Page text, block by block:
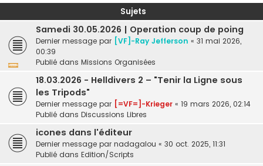
c
h
Sujets
Samedi 30.05.2026 | Operation coup de poing
Dernier message par [VF]-Ray Jefferson « 31 mai 2026,
00:39
Publié dans Missions Organisées
18.03.2026 - Helldivers 2 – "Tenir la Ligne sous
les Tripods"
Dernier message par [=VF=]-Krieger « 19 mars 2026, 02:14
Publié dans Discussions Libres
icones dans l'éditeur
Dernier message par nadagalou « 30 oct. 2025, 11:31
Publié dans Edition/Scripts